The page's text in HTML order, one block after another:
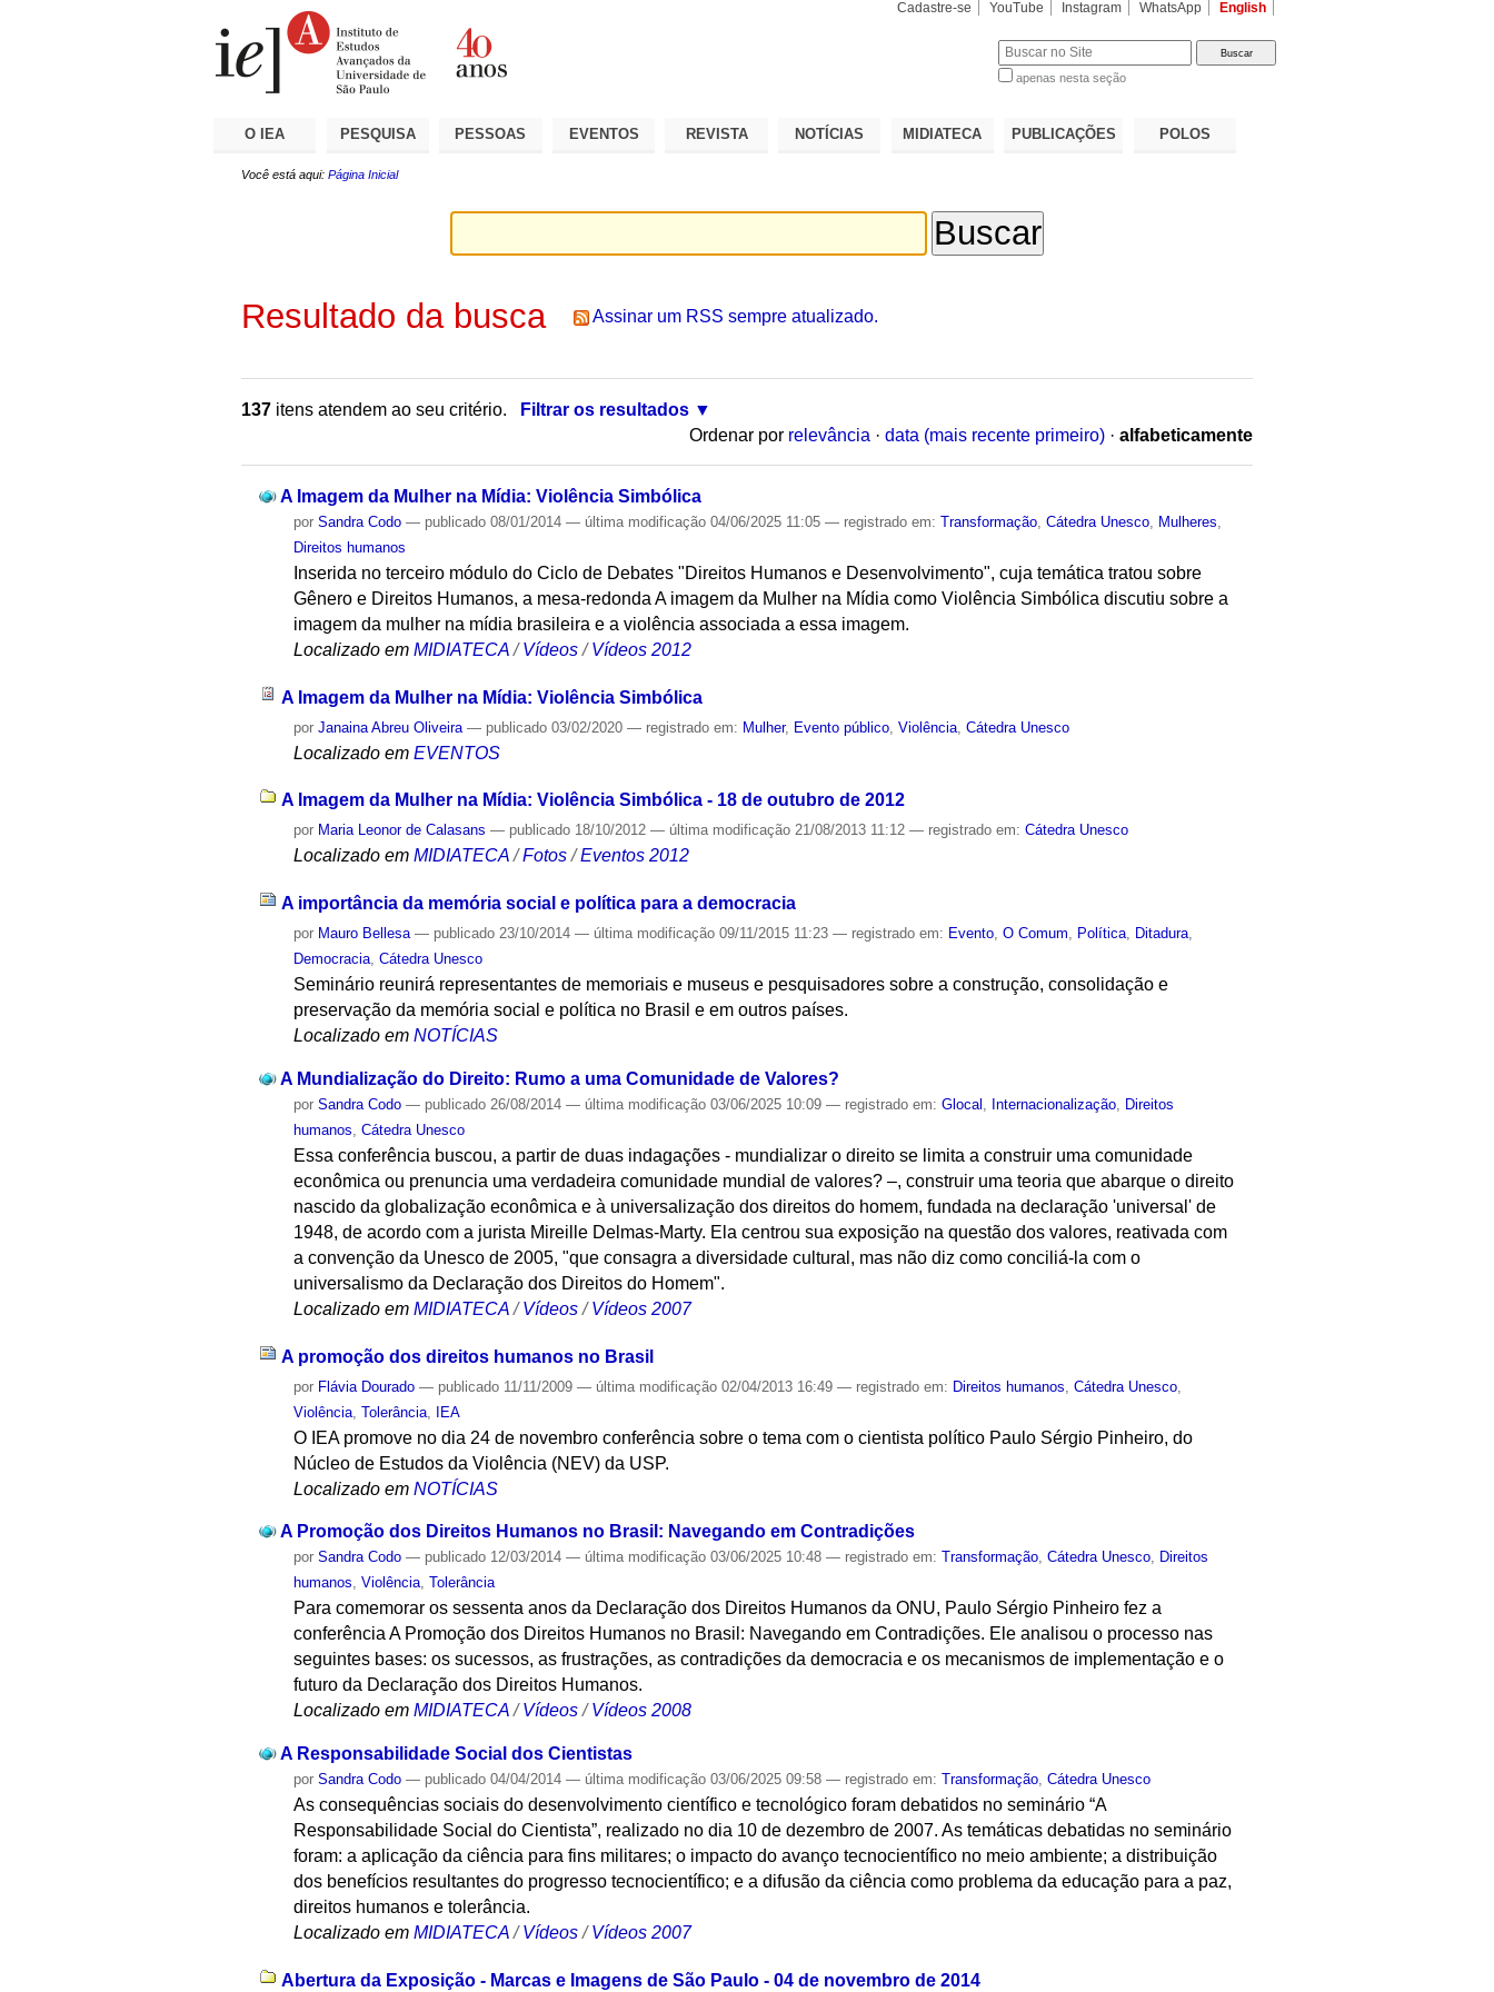
Cadastre-se YouTube Instagram WhatsApp English
apenas nesta seção
O IEA PESQUISA PESSOAS EVENTOS REVISTA NOTÍCIAS MIDIATECA PUBLICAÇÕES POLOS
Você está aqui: Página Inicial
Resultado da busca Assinar um RSS sempre atualizado.
137 itens atendem ao seu critério.
Filtrar os resultados
Ordenar por relevância · data (mais recente primeiro) · alfabeticamente
A Imagem da Mulher na Mídia: Violência Simbólica
porSandra Codo — publicado 08/01/2014— última modificação 04/06/2025 11:05— registrado em:Transformação ,Cátedra Unesco Mulheres
Direitos humanos
Inserida no terceiro módulo do Ciclo de Debates "Direitos Humanos e Desenvolvimento", cuja temática tratou sobre
Gênero e Direitos Humanos, a mesa-redonda A imagem da Mulher na Mídia como Violência Simbólica discutiu sobre a
imagem da mulher na mídia brasileira e a violência associada a essa imagem.
Localizado em MIDIATECA /Vídeos /Vídeos 2012
A Imagem da Mulher na Mídia: Violência Simbólica
porJanaina Abreu Oliveira — publicado 03/02/2020— registrado em: Mulher, Evento público ,Violência ,Cátedra Unesco
Localizado em EVENTOS
A Imagem da Mulher na Mídia: Violência Simbólica - 18 de outubro de 2012
por Maria Leonor de Calasans — publicado 18/10/2012— última modificação 21/08/2013 11:12— registrado em:Cátedra Unesco
Localizado em MIDIATECA /Fotos /Eventos 2012
A importância da memória social e política para a democracia
por Mauro Bellesa — publicado 23/10/2014— última modificação 09/11/2015 11:23— registrado em: Evento,O Comum, Política, Ditadura,
Democracia,Cátedra Unesco
Seminário reunirá representantes de memoriais e museus e pesquisadores sobre a construção, consolidação e
preservação da memória social e política no Brasil e em outros países.
Localizado em NOTÍCIAS
A Mundialização do Direito: Rumo a uma Comunidade de Valores?
porSandra Codo — publicado 26/08/2014— última modificação 03/06/2025 10:09— registrado em:Glocal Internacionalização
Direitos
humanos ,Cátedra Unesco
Essa conferência buscou, a partir de duas indagações - mundializar o direito se limita a construir uma comunidade
econômica ou prenuncia uma verdadeira comunidade mundial de valores? –, construir uma teoria que abarque o direito
nascido da globalização econômica e à universalização dos direitos do homem, fundada na declaração 'universal' de
1948, de acordo com a jurista Mireille Delmas-Marty. Ela centrou sua exposição na questão dos valores, reativada com
a convenção da Unesco de 2005, "que consagra a diversidade cultural, mas não diz como conciliá-la com o
universalismo da Declaração dos Direitos do Homem".
Localizado em MIDIATECA /Vídeos /Vídeos 2007
A promoção dos direitos humanos no Brasil
por Flávia Dourado — publicado 11/11/2009— última modificação 02/04/2013 16:49— registrado em: Direitos humanos ,Cátedra Unesco
Violência ,Tolerância IEA
O IEA promove no dia 24 de novembro conferência sobre o tema com o cientista político Paulo Sérgio Pinheiro, do
Núcleo de Estudos da Violência (NEV) da USP.
Localizado em NOTÍCIAS
A Promoção dos Direitos Humanos no Brasil: Navegando em Contradições
porSandra Codo — publicado 12/03/2014— última modificação 03/06/2025 10:48— registrado em:Transformação,Cátedra Unesco, Direitos
humanos,Violência,Tolerância
Para comemorar os sessenta anos da Declaração dos Direitos Humanos da ONU, Paulo Sérgio Pinheiro fez a
conferência A Promoção dos Direitos Humanos no Brasil: Navegando em Contradições. Ele analisou o processo nas
seguintes bases: os sucessos, as frustrações, as contradições da democracia e os mecanismos de implementação e o
futuro da Declaração dos Direitos Humanos.
Localizado em MIDIATECA /Vídeos /Vídeos 2008
A Responsabilidade Social dos Cientistas
porSandra Codo — publicado 04/04/2014— última modificação 03/06/2025 09:58— registrado em:Transformação ,Cátedra Unesco
As consequências sociais do desenvolvimento científico e tecnológico foram debatidos no seminário “A
Responsabilidade Social do Cientista”, realizado no dia 10 de dezembro de 2007. As temáticas debatidas no seminário
foram: a aplicação da ciência para fins militares; o impacto do avanço tecnocientífico no meio ambiente; a distribuição
dos benefícios resultantes do progresso tecnocientífico; e a difusão da ciência como problema da educação para a paz,
direitos humanos e tolerância.
Localizado em MIDIATECA /Vídeos /Vídeos 2007
Abertura da Exposição - Marcas e Imagens de São Paulo - 04 de novembro de 2014